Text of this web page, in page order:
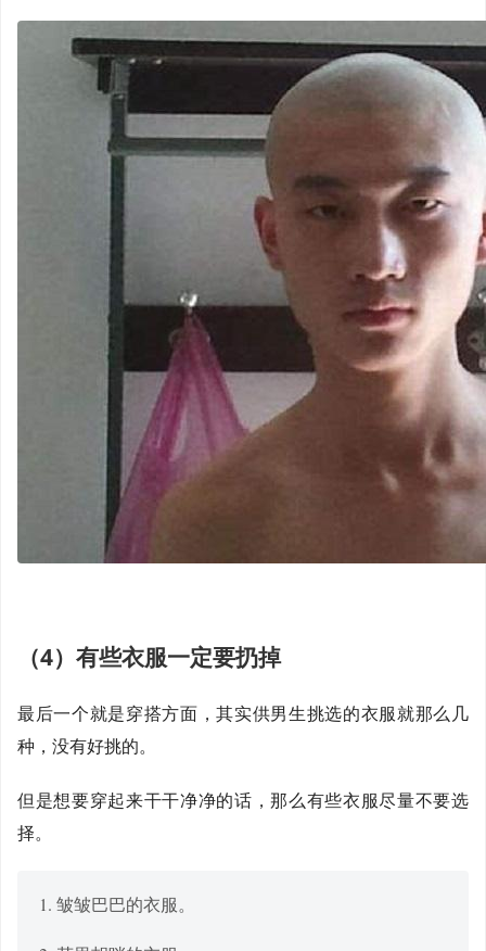
（4）有些衣服一定要扔掉
最后一个就是穿搭方面，其实供男生挑选的衣服就那么几
种，没有好挑的。
但是想要穿起来干干净净的话，那么有些衣服尽量不要选
择。
1. 皱皱巴巴的衣服。